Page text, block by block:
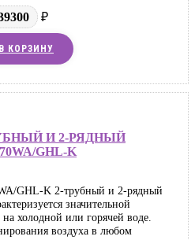
₽
В КОРЗИНУ
И 2-РЯДНЫЙ
GHL-K
GHL-K 2-трубный и 2-рядный
значительной
холодной или горячей воде.
воздуха в любом